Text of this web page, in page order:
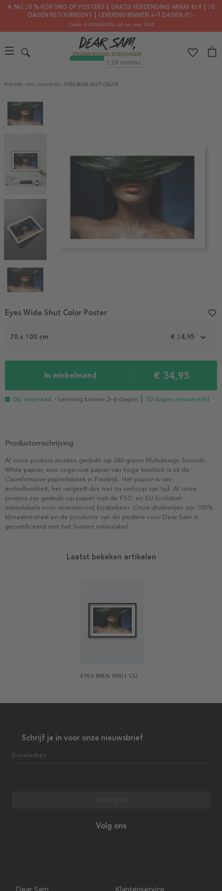
🌟 NU: 30 % KORTING OP POSTERS ┃ GRATIS VERZENDING VANAF €39 ┃ 30
DAGEN RETOURRECHT ┃ LEVERING BINNEN 2–7 DAGEN 📦✨
Code: SUMMER30, tot en met 10/8
POSTERS / STIL / MODERN / EYES WIDE SHUT COLOR
Item
4
70 x 100 cm € 34,95
In winkelmand € 34,95
Op voorraad - Levering binnen 2–6 dagen ┃ 30 dagen retourrecht
Eyes Wide Shut Color Poster favorite_border
Productomschrijving
Al onze posters worden gedrukt op 240-grams Multidesign Smooth
White-papier, een ongecoat papier van hoge kwaliteit is uit de
Clairefontaine-papierfabriek in Frankrijk. Het papier is van
archiefkwaliteit, het vergeelt dus niet na verloop van tijd. Al onze
posters zijn gedrukt op papier met de FSC- en EU Ecolabel-
milieulabels voor verantwoord bosbeheer. Onze drukkerijen zijn 100%
klimaatneutraal en de productie van de posters voor Dear Sam is
gecertificeerd met het Svanen milieulabel.
Laatst bekeken artikelen
EYES WIDE SHUT COLOR POSTER
Schrijf je in voor onze nieuwsbrief
E-mailadres
Volg ons
Dear Sam Klantenservice